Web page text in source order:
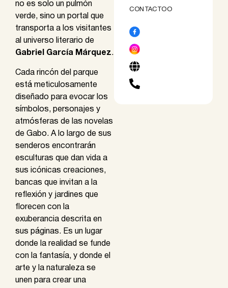
no es solo un pulmón
verde, sino un portal que
transporta a los visitantes
al universo literario de
Gabriel García Márquez.
Cada rincón del parque
está meticulosamente
diseñado para evocar los
símbolos, personajes y
atmósferas de las novelas
de Gabo. A lo largo de sus
senderos encontrarán
esculturas que dan vida a
sus icónicas creaciones,
bancas que invitan a la
reflexión y jardines que
florecen con la
exuberancia descrita en
sus páginas. Es un lugar
donde la realidad se funde
con la fantasía, y donde el
arte y la naturaleza se
unen para crear una
CONTACTOO